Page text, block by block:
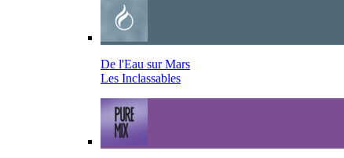
De l'Eau sur Mars
Les Inclassables